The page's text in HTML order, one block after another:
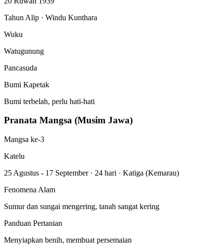
Tahun Alip · Windu Kunthara
Wuku
Watugunung
Pancasuda
Bumi Kapetak
Bumi terbelah, perlu hati-hati
Pranata Mangsa (Musim Jawa)
Mangsa ke-3
Katelu
25 Agustus - 17 September · 24 hari · Katiga (Kemarau)
Fenomena Alam
Sumur dan sungai mengering, tanah sangat kering
Panduan Pertanian
Menyiapkan benih, membuat persemaian